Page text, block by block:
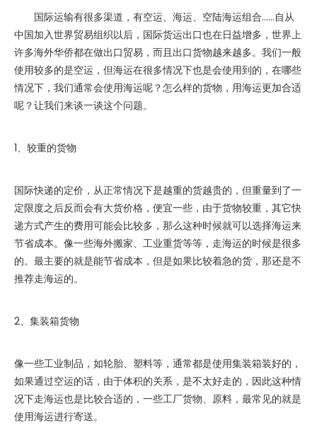
["wechat","weibo","qzone","douban","email"]
国际运输有很多渠道，有空运、海运、空陆海运组合……自从
中国加入世界贸易组织以后，国际货运出口也在日益增多，世界上
许多海外华侨都在做出口贸易，而且出口货物越来越多。我们一般
使用较多的是空运，但海运在很多情况下也是会使用到的，在哪些
情况下，我们通常会使用海运呢？怎么样的货物，用海运更加合适
呢？让我们来谈一谈这个问题。
1、较重的货物
国际快递的定价，从正常情况下是越重的货越贵的，但重量到了一
定限度之后反而会有大货价格，便宜一些，由于货物较重，其它快
递方式产生的费用可能会比较多，那么这种时候就可以选择海运来
节省成本。像一些海外搬家、工业重货等等，走海运的时候是很多
的。最主要的就是能节省成本，但是如果比较着急的货，那还是不
推荐走海运的。
2、集装箱货物
像一些工业制品，如轮胎、塑料等，通常都是使用集装箱装好的，
如果通过空运的话，由于体积的关系，是不太好走的，因此这种情
况下走海运也是比较合适的，一些工厂货物、原料，最常见的就是
使用海运进行寄送。